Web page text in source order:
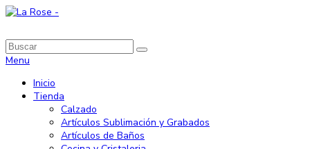
Menu
Inicio
Tienda
Calzado
Artículos Sublimación y Grabados
Artículos de Baños